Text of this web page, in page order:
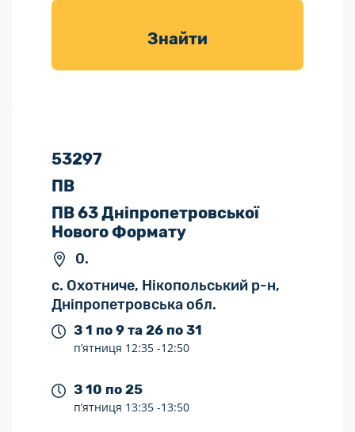
товарів для
Знайти
53297
ПВ
ПВ 63 Дніпропетровської
Нового Формату
0.
с. Охотниче, Нікопольський р-н,
Дніпропетровська обл.
З 1 по 9 та 26 по 31
п’ятниця 12:35 -12:50
З 10 по 25
п’ятниця 13:35 -13:50